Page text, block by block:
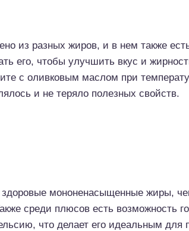
из разных жиров, и в нем также
его, чтобы улучшить вкус и
с оливковым маслом при
и не теряло полезных свойств.
здоровые мононенасыщенные жиры,
среди плюсов есть возможность
что делает его идеальным для